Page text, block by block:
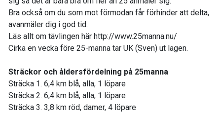
Bra också om du som mot förmodan får förhinder att delta,
avanmäler dig i god tid.
Läs allt om tävlingen här http://www.25manna.nu/
Cirka en vecka före 25-manna tar UK (Sven) ut lagen.
Sträckor och åldersfördelning på 25manna
Sträcka 1. 6,4 km blå, alla, 1 löpare
Sträcka 2. 6,4 km blå, alla, 1 löpare
Sträcka 3. 3,8 km röd, damer, 4 löpare